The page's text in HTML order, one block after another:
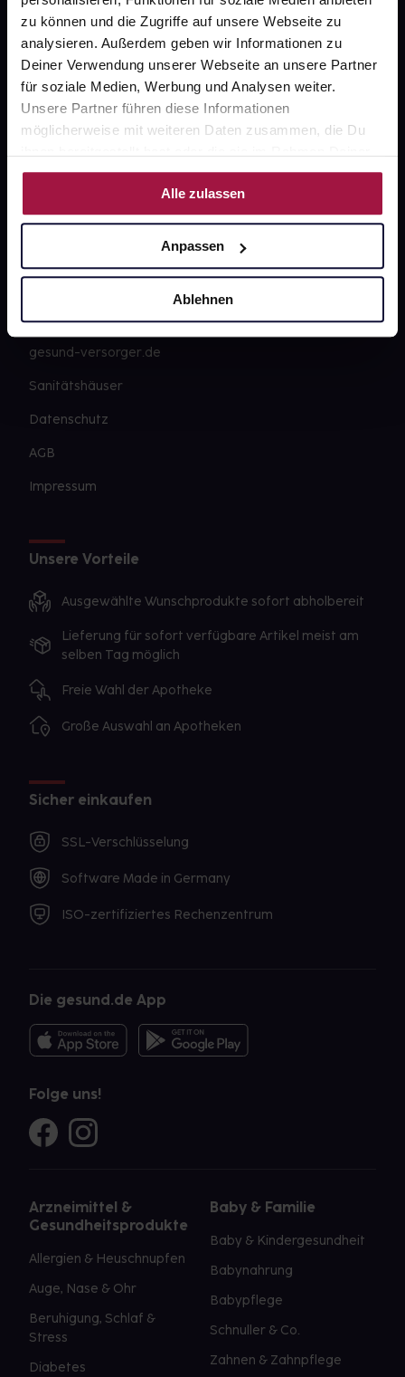
zu können und die Zugriffe auf unsere Webseite zu
analysieren. Außerdem geben wir Informationen zu
Deiner Verwendung unserer Webseite an unsere Partner
für soziale Medien, Werbung und Analysen weiter.
Unsere Partner führen diese Informationen
möglicherweise mit weiteren Daten zusammen, die Du
Nutzung der Dienste gesammelt haben.
Alle zulassen
Anpassen
Ablehnen
FAQ
Widerrufsformular
Karriere
PAYBACK
gesund-versorger.de
Sanitätshäuser
Datenschutz
AGB
Impressum
Unsere Vorteile
Ausgewählte Wunschprodukte sofort abholbereit
Lieferung für sofort verfügbare Artikel meist am
selben Tag möglich
Freie Wahl der Apotheke
Große Auswahl an Apotheken
Sicher einkaufen
SSL-Verschlüsselung
Software Made in Germany
ISO-zertifiziertes Rechenzentrum
Die gesund.de App
Folge uns!
Arzneimittel &
Gesundheitsprodukte
Allergien & Heuschnupfen
Auge, Nase & Ohr
Beruhigung, Schlaf &
Stress
Diabetes
Baby & Familie
Baby & Kindergesundheit
Babynahrung
Babypflege
Schnuller & Co.
Zahnen & Zahnpflege